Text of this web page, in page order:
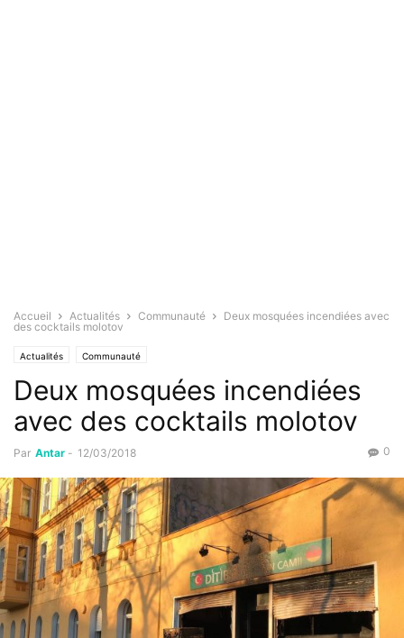
Accueil Actualités Communauté
Deux mosquées incendiées avec
des cocktails molotov
Actualités Communauté
Deux mosquées incendiées
avec des cocktails molotov
Par Antar - 12/03/2018 0